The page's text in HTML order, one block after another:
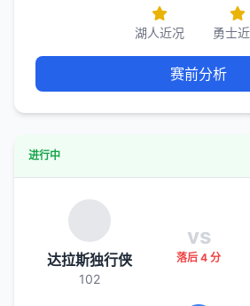
湖人近况 勇士
赛前分析
进行中
达拉斯独行侠
102
vs
落后 4 分